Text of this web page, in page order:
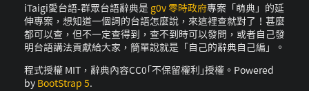
iTaigi愛台語-群眾台語辭典是 g0v 零時政府專案「萌典」的延
伸專案，想知道一個詞的台語怎麼說，來這裡查就對了！甚麼
都可以查，但不一定查得到，查不到時可以發問，或者自己發
明台語講法貢獻給大家，簡單說就是「自己的辭典自己編」。
程式授權 MIT，辭典內容CC0｢不保留權利｣授權。Powered
by BootStrap 5.